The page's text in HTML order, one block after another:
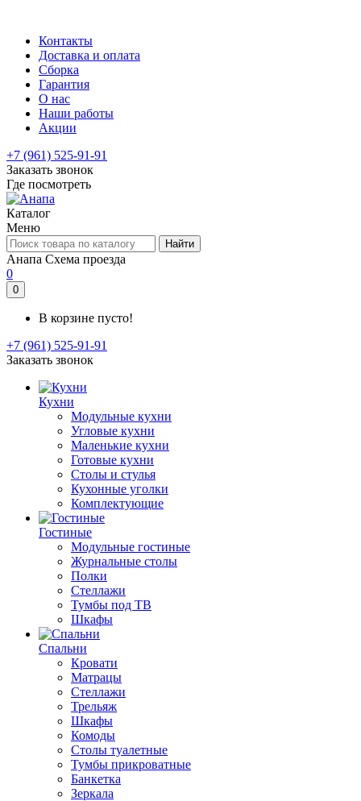
Контакты
Доставка и оплата
Сборка
Гарантия
О нас
Наши работы
Акции
+7 (961) 525-91-91
Заказать звонок
Где посмотреть
Каталог
Меню
Найти
Анапа Схема проезда
0
0
В корзине пусто!
+7 (961) 525-91-91
Заказать звонок
Кухни
Модульные кухни
Угловые кухни
Маленькие кухни
Готовые кухни
Столы и стулья
Кухонные уголки
Комплектующие
Гостиные
Модульные гостиные
Журнальные столы
Полки
Стеллажи
Тумбы под ТВ
Шкафы
Спальни
Кровати
Матрацы
Стеллажи
Трельяж
Шкафы
Комоды
Столы туалетные
Тумбы прикроватные
Банкетка
Зеркала